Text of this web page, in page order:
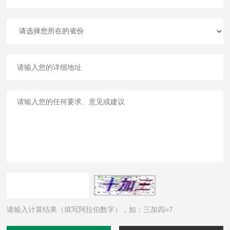
请输入计算结果（填写阿拉伯数字），如：三加四=7